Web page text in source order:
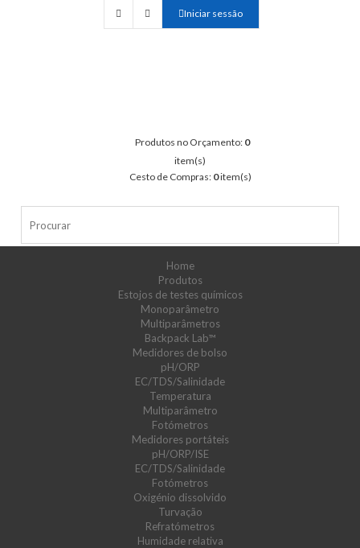
Iniciar sessão
Produtos no Orçamento: 0
item(s)
Cesto de Compras: 0item(s)
Home
Produtos
Estojos de testes químicos
Monoparâmetro
Multiparâmetros
Backpack Lab™
Medidores de bolso
pH/ORP
EC/TDS/Salinidade
Temperatura
Multiparâmetro
Fotómetros
Medidores portáteis
pH/ORP/ISE
EC/TDS/Salinidade
Fotómetros
Oxigénio dissolvido
Turvação
Refratómetros
Humidade relativa